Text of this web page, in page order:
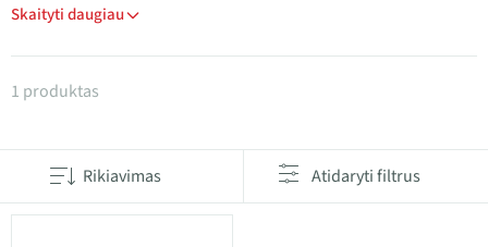
Skaityti daugiau
Produktai kategorijoje Pagalbiniai ratukai
1 produktas
Rikiavimas Atidaryti filtrus